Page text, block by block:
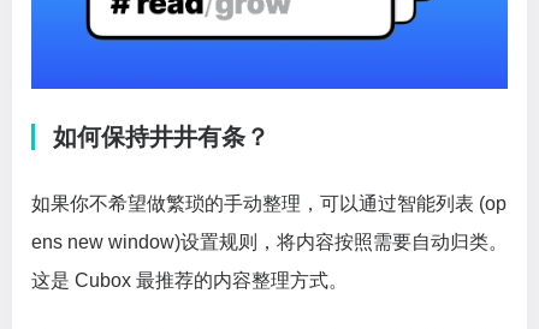
如何保持井井有条？
如果你不希望做繁琐的手动整理，可以通过智能列表 (op
ens new window)设置规则，将内容按照需要自动归类。
这是 Cubox 最推荐的内容整理方式。